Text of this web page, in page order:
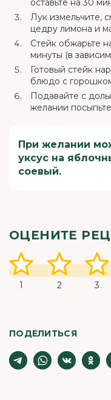
оставьте на 30
Лук измельчите,
цедру лимона и
Стейк обжарьте
минуты (в
Готовый стейк
блюдо с
Подавайте с
желании
При желании
уксус на
соевый.
ОЦЕНИТЕ
1 2 3
ПОДЕЛИТЬСЯ